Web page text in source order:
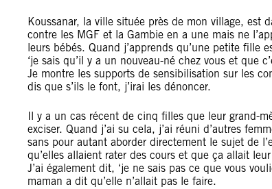
Koussanar, la ville située près de mon village, est
contre les MGF et la Gambie en a une mais ne
leurs bébés. Quand j’apprends qu’une petite
‘je sais qu’il y a un nouveau-né chez vous et que
Je montre les supports de sensibilisation sur les
dis que s’ils le font, j’irai les dénoncer.
Il y a un cas récent de cinq filles que leur grand-
exciser. Quand j’ai su cela, j’ai réuni d’autres
sans pour autant aborder directement le sujet de
qu’elles allaient rater des cours et que ça allait
J’ai également dit, ‘je ne sais pas ce que vous
maman a dit qu’elle n’allait pas le faire.